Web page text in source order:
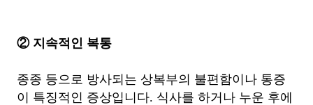
② 지속적인 복통
종종 등으로 방사되는 상복부의 불편함이나 통증
이 특징적인 증상입니다. 식사를 하거나 누운 후에